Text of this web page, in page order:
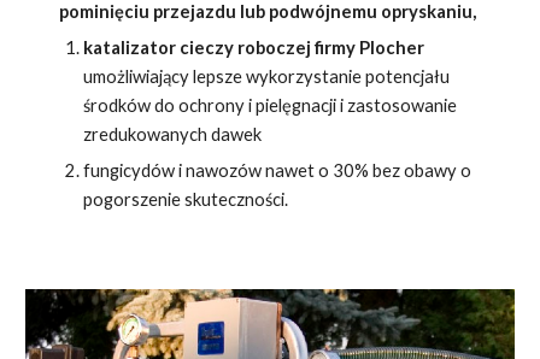
pominięciu przejazdu lub podwójnemu opryskaniu,
katalizator cieczy roboczej firmy Plocher
umożliwiający lepsze wykorzystanie potencjału
środków do ochrony i pielęgnacji i zastosowanie
zredukowanych dawek
fungicydów i nawozów nawet o 30% bez obawy o
pogorszenie skuteczności.